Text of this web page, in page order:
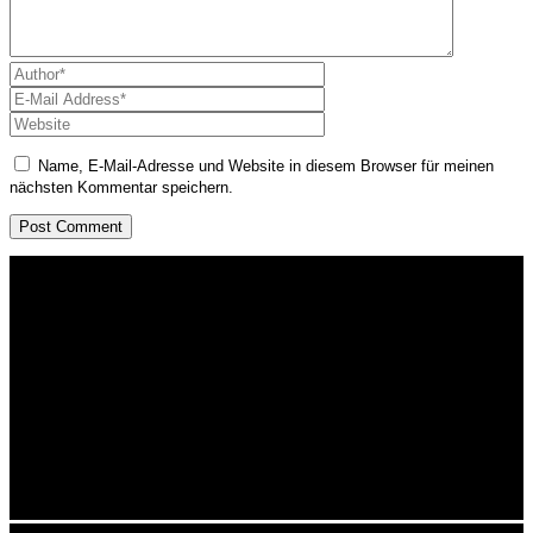
Name, E-Mail-Adresse und Website in diesem Browser für meinen
nächsten Kommentar speichern.